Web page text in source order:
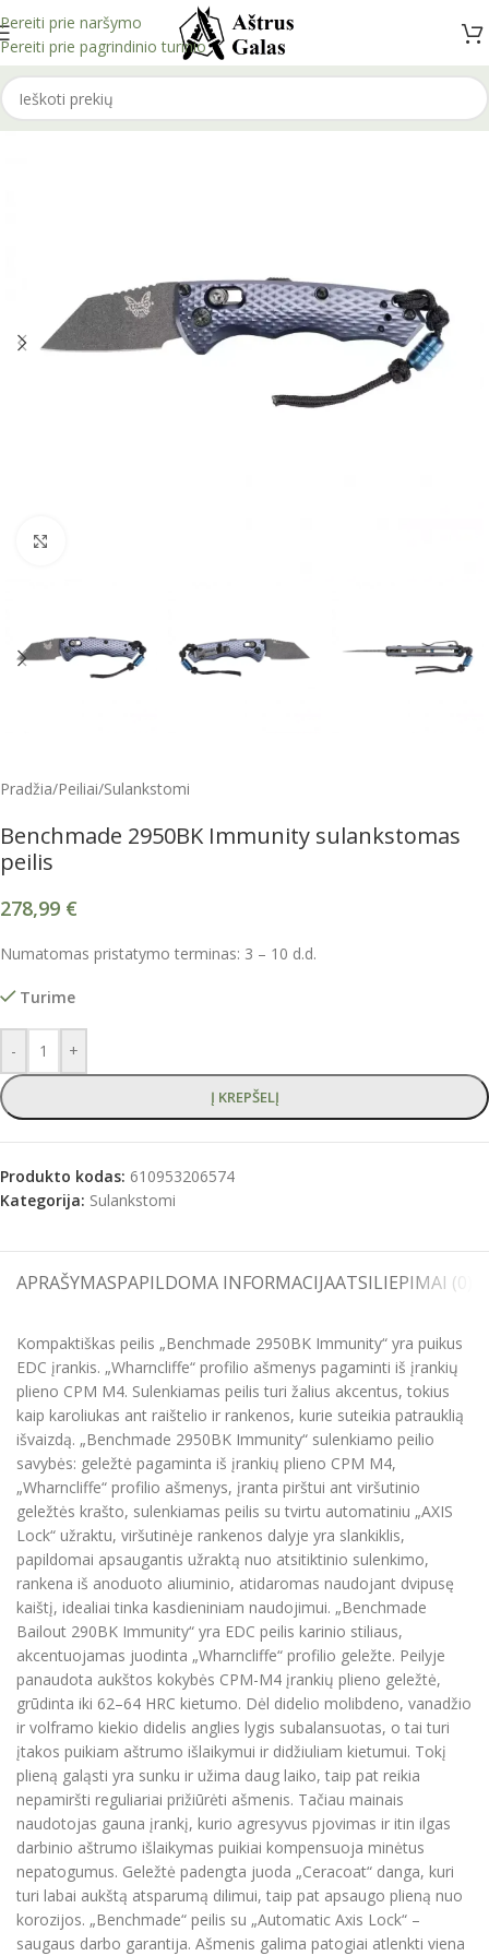
Pereiti prie naršymo
Pereiti prie pagrindinio turinio
Pradžia/Peiliai/Sulankstomi
Benchmade 2950BK Immunity sulankstomas
peilis
278,99 €
Numatomas pristatymo terminas: 3 – 10 d.d.
Turime
- +
Į KREPŠELĮ
Produkto kodas: 610953206574
Kategorija: Sulankstomi
APRAŠYMASPAPILDOMA INFORMACIJAATSILIEPIMAI (0)
Kompaktiškas peilis „Benchmade 2950BK Immunity“ yra puikus
EDC įrankis. „Wharncliffe“ profilio ašmenys pagaminti iš įrankių
plieno CPM M4. Sulenkiamas peilis turi žalius akcentus, tokius
kaip karoliukas ant raištelio ir rankenos, kurie suteikia patrauklią
išvaizdą. „Benchmade 2950BK Immunity“ sulenkiamo peilio
savybės: geležtė pagaminta iš įrankių plieno CPM M4,
„Wharncliffe“ profilio ašmenys, įranta pirštui ant viršutinio
geležtės krašto, sulenkiamas peilis su tvirtu automatiniu „AXIS
Lock“ užraktu, viršutinėje rankenos dalyje yra slankiklis,
papildomai apsaugantis užraktą nuo atsitiktinio sulenkimo,
rankena iš anoduoto aliuminio, atidaromas naudojant dvipusę
kaištį, idealiai tinka kasdieniniam naudojimui. „Benchmade
Bailout 290BK Immunity“ yra EDC peilis karinio stiliaus,
akcentuojamas juodinta „Wharncliffe“ profilio geležte. Peilyje
panaudota aukštos kokybės CPM-M4 įrankių plieno geležtė,
grūdinta iki 62–64 HRC kietumo. Dėl didelio molibdeno, vanadžio
ir volframo kiekio didelis anglies lygis subalansuotas, o tai turi
įtakos puikiam aštrumo išlaikymui ir didžiuliam kietumui. Tokį
plieną galąsti yra sunku ir užima daug laiko, taip pat reikia
nepamiršti reguliariai prižiūrėti ašmenis. Tačiau mainais
naudotojas gauna įrankį, kurio agresyvus pjovimas ir itin ilgas
darbinio aštrumo išlaikymas puikiai kompensuoja minėtus
nepatogumus. Geležtė padengta juoda „Ceracoat“ danga, kuri
turi labai aukštą atsparumą dilimui, taip pat apsaugo plieną nuo
korozijos. „Benchmade“ peilis su „Automatic Axis Lock“ –
saugaus darbo garantija. Ašmenis galima patogiai atlenkti viena